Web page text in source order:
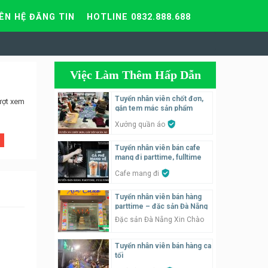
HỆ ĐĂNG TIN HOTLINE 0832.888.688
xem
Việc Làm Thêm Hấp Dẫn
Tuyển nhân viên chốt đơn,
gắn tem mác sản phẩm
Xưởng quần áo
Tuyển nhân viên bán cafe
mang đi parttime, fulltime
Cafe mang đi
Tuyển nhân viên bán hàng
parttime – đặc sản Đà Nẵng
Đặc sản Đà Nẵng Xin Chào
Tuyển nhân viên bán hàng ca
tối